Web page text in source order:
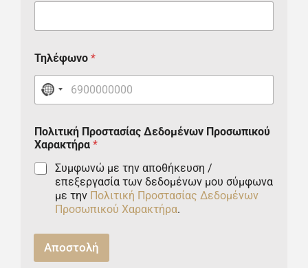
Τηλέφωνο*
N
c
r
Πολιτική Προστασίας Δεδομένων Προσωπικού
Χαρακτήρα*
Συμφωνώ με την αποθήκευση /
επεξεργασία των δεδομένων μου σύμφωνα
με την Πολιτική Προστασίας Δεδομένων
Προσωπικού Χαρακτήρα.
Αποστολή